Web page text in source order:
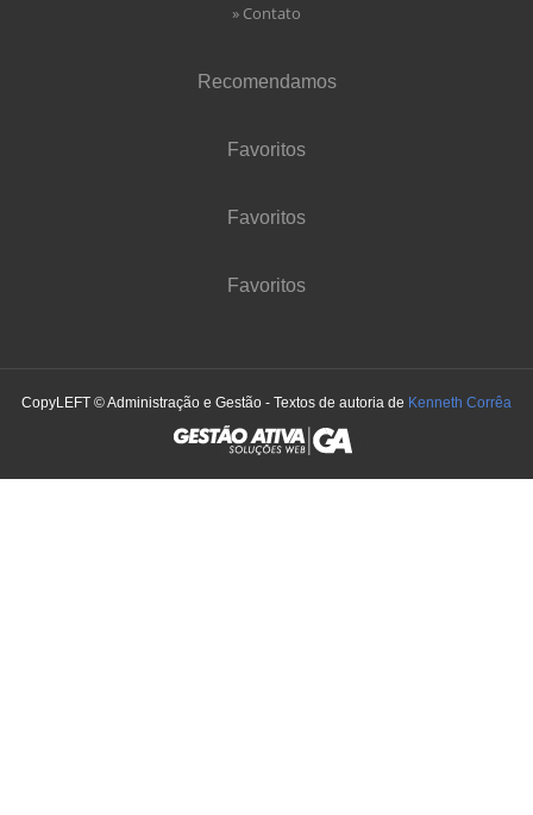
» Contato
Recomendamos
Favoritos
Favoritos
Favoritos
CopyLEFT © Administração e Gestão - Textos de autoria de Kenneth Corrêa